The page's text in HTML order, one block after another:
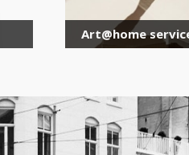
Art@home